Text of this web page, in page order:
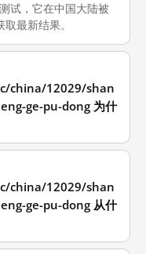
试，它在中国大陆被
最新结果。
china/12029/shan
ge-pu-dong 为什
china/12029/shan
ge-pu-dong 从什